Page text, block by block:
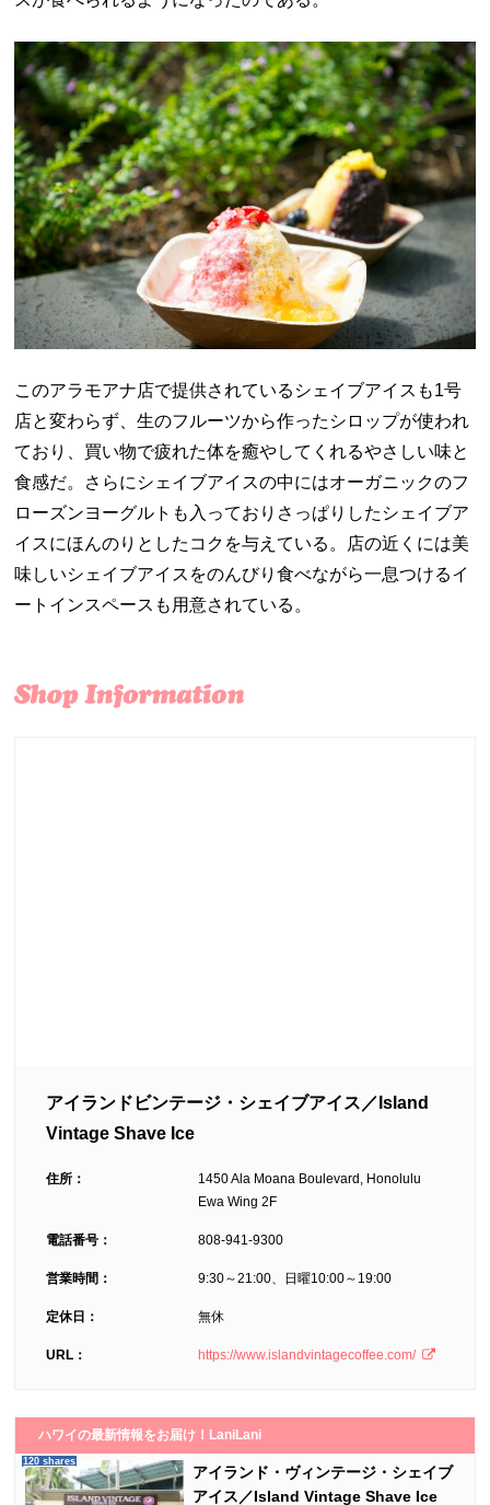
このアラモアナ店で提供されているシェイブアイスも1号
店と変わらず、生のフルーツから作ったシロップが使われ
ており、買い物で疲れた体を癒やしてくれるやさしい味と
食感だ。さらにシェイブアイスの中にはオーガニックのフ
ローズンヨーグルトも入っておりさっぱりしたシェイブア
イスにほんのりとしたコクを与えている。店の近くには美
味しいシェイブアイスをのんびり食べながら一息つけるイ
ートインスペースも用意されている。
アイランドビンテージ・シェイブアイス／Island
Vintage Shave Ice
住所：
1450 Ala Moana Boulevard, Honolulu
Ewa Wing 2F
電話番号： 808-941-9300
営業時間： 9:30～21:00、日曜10:00～19:00
定休日： 無休
URL： https://www.islandvintagecoffee.com/
ハワイの最新情報をお届け！LaniLani
120 shares
アイランド・ヴィンテージ・シェイブ
アイス／Island Vintage Shave Ice